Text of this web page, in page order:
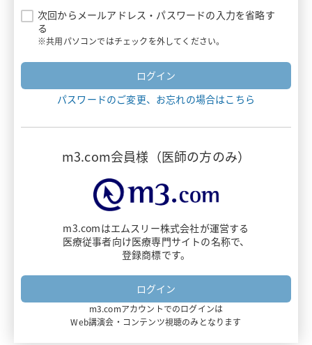
エンハーツ
ダトロウェイ
ビオプテン
ダイチロナ
次回からメールアドレス・パスワードの入力を省略す
る
※共用パソコンではチェックを外してください。
パスワードのご変更、お忘れの場合はこちら
m3.com会員様（医師の方のみ）
m3.comはエムスリー株式会社が運営する
医療従事者向け医療専門サイトの名称で、
登録商標です。
m3.comアカウントでのログインは
Web講演会・コンテンツ視聴のみとなります